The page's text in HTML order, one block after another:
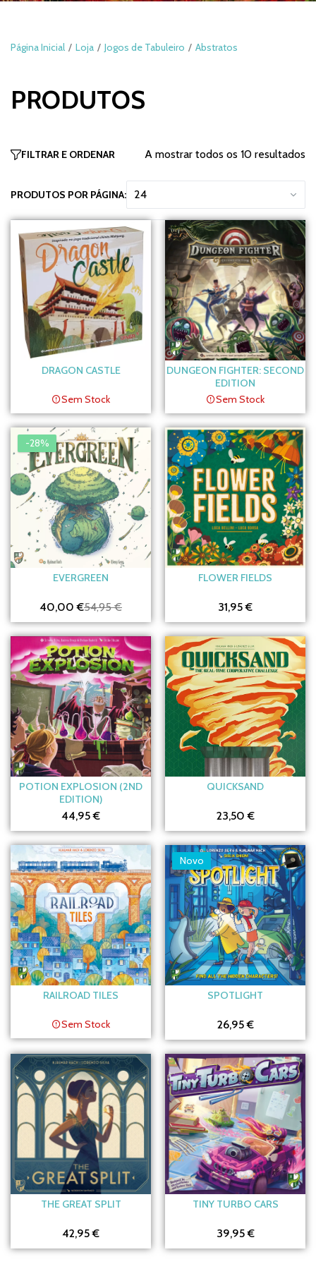
Página Inicial Loja Jogos de Tabuleiro Abstratos
PRODUTOS
FILTRAR E ORDENAR A mostrar todos os 10 resultados
PRODUTOS POR PÁGINA:
DRAGON CASTLE
Sem Stock
DUNGEON FIGHTER: SECOND
EDITION
Sem Stock
-28%
EVERGREEN
40,00 €54,95 €
FLOWER FIELDS
31,95 €
POTION EXPLOSION (2ND
EDITION)
44,95 €
QUICKSAND
23,50 €
RAILROAD TILES
Sem Stock
Novo
SPOTLIGHT
26,95 €
THE GREAT SPLIT
42,95 €
TINY TURBO CARS
39,95 €